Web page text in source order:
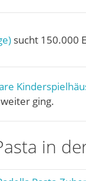
sucht 150.000
ging.
in